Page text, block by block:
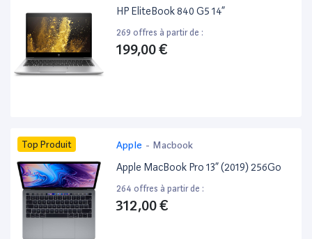
HP EliteBook 840 G5 14”
269 offres à partir de :
199,00 €
Top Produit Apple - Macbook
Apple MacBook Pro 13” (2019) 256Go
264 offres à partir de :
312,00 €